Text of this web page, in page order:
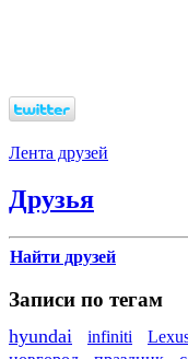
Лента друзей
Друзья
Найти друзей
Записи по тегам
hyundai infiniti